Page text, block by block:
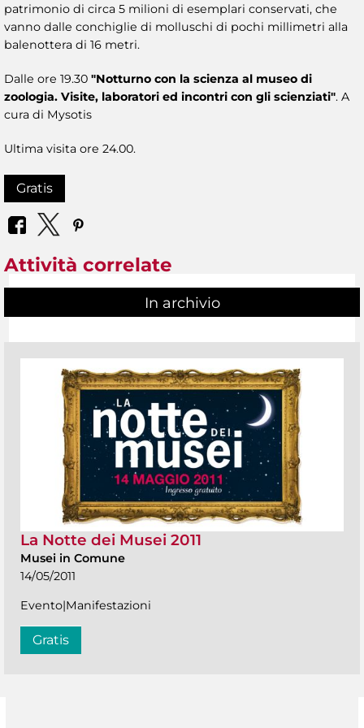
patrimonio di circa 5 milioni di esemplari conservati, che
vanno dalle conchiglie di molluschi di pochi millimetri alla
balenottera di 16 metri.
Dalle ore 19.30 "Notturno con la scienza al museo di
zoologia. Visite, laboratori ed incontri con gli scienziati". A
cura di Mysotis
Ultima visita ore 24.00.
Gratis
Attività correlate
In archivio
La Notte dei Musei 2011
Musei in Comune
14/05/2011
Evento|Manifestazioni
Gratis